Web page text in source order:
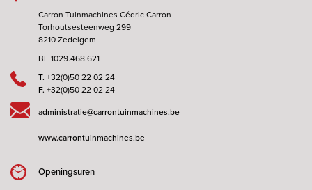
Carron Tuinmachines Cédric Carron
Torhoutsesteenweg 299
8210 Zedelgem
BE 1029.468.621
T. +32(0)50 22 02 24
F. +32(0)50 22 02 24
administratie@carrontuinmachines.be
www.carrontuinmachines.be
Openingsuren